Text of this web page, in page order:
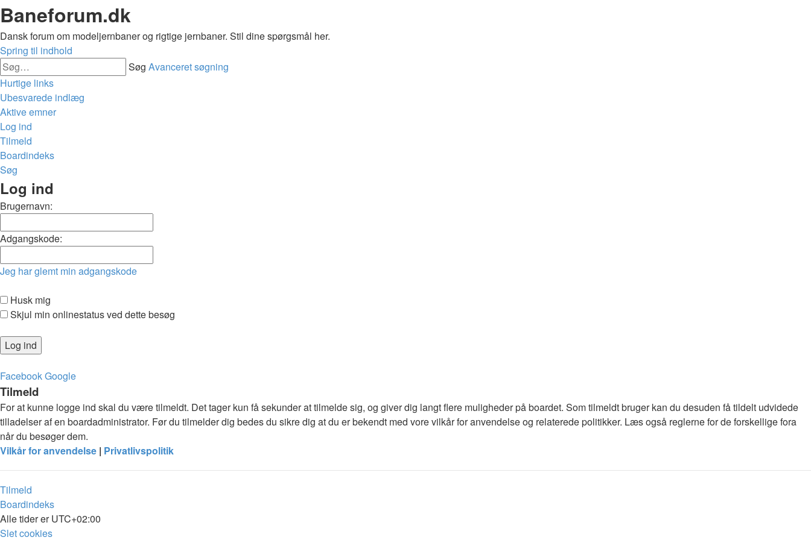
Baneforum.dk
Dansk forum om modeljernbaner og rigtige jernbaner. Stil dine spørgsmål her.
Spring til indhold
Søg Avanceret søgning
Hurtige links
Ubesvarede indlæg
Aktive emner
Log ind
Tilmeld
Boardindeks
Søg
Log ind
Brugernavn:
Adgangskode:
Jeg har glemt min adgangskode
Husk mig
Skjul min onlinestatus ved dette besøg
FacebookGoogle
Tilmeld
For at kunne logge ind skal du være tilmeldt. Det tager kun få sekunder at tilmelde sig, og giver dig langt flere muligheder på boardet. Som tilmeldt bruger kan du desuden få tildelt udvidede
tilladelser af en boardadministrator. Før du tilmelder dig bedes du sikre dig at du er bekendt med vore vilkår for anvendelse og relaterede politikker. Læs også reglerne for de forskellige fora
når du besøger dem.
Vilkår for anvendelse | Privatlivspolitik
Tilmeld
Boardindeks
Alle tider erUTC+02:00
Slet cookies